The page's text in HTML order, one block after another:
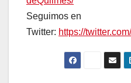
Seguimos en
Twitter: https://